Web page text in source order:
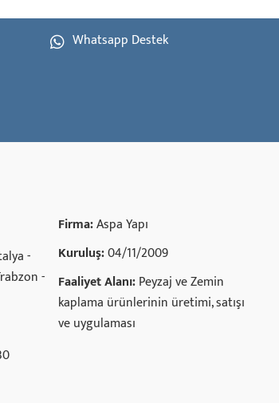
Whatsapp Destek
-
-
Firma:Aspa Yapı
Kuruluş:04/11/2009
Faaliyet Alanı:Peyzaj ve Zemin
kaplama ürünlerinin üretimi, satışı
ve uygulaması